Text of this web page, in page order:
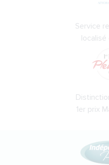
Service
localisé
1er prix